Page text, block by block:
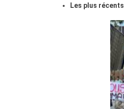
Les plus récents